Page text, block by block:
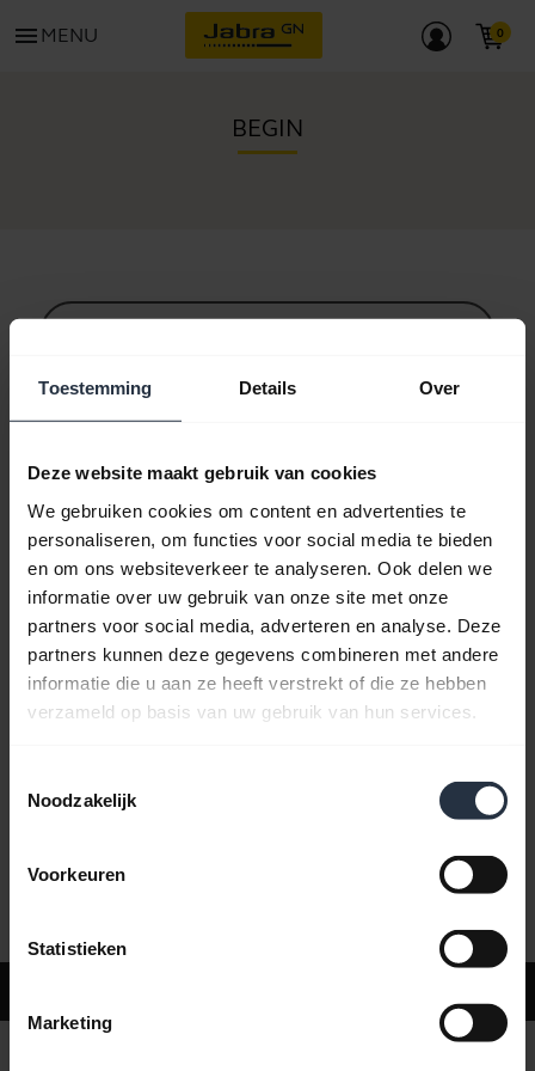
Toestemming Details Over
Deze website maakt gebruik van cookies
We gebruiken cookies om content en advertenties te
personaliseren, om functies voor social media te bieden
en om ons websiteverkeer te analyseren. Ook delen we
informatie over uw gebruik van onze site met onze
partners voor social media, adverteren en analyse. Deze
partners kunnen deze gegevens combineren met andere
informatie die u aan ze heeft verstrekt of die ze hebben
verzameld op basis van uw gebruik van hun services.
Noodzakelijk
Voorkeuren
Statistieken
Marketing
menu MENU
BEGIN
Bluetooth-koppelgids
Veelgestelde vragen
Productdocumenten